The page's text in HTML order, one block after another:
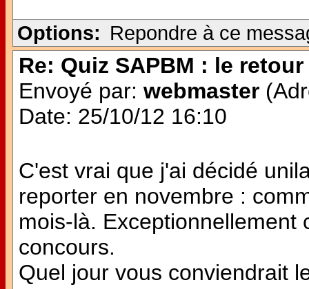
Options: Repondre à ce
Re: Quiz SAPBM : le retour
Envoyé par: webmaster
Date: 25/10/12 16:10
C'est vrai que j'ai décidé
reporter en novembre :
mois-là. Exceptionnellement
concours.
Quel jour vous conviendrait